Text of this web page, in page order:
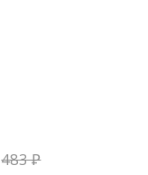
483₽